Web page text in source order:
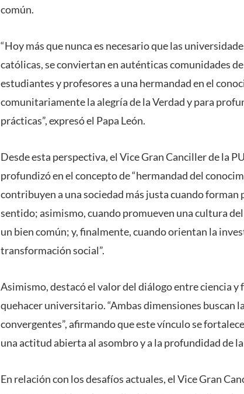
común.
“Hoy más que nunca es necesario que las
católicas, se conviertan en auténticas comunidades
estudiantes y profesores a una hermandad en el
comunitariamente la alegría de la Verdad y para
prácticas”, expresó el Papa León.
Desde esta perspectiva, el Vice Gran Canciller de la
profundizó en el concepto de “hermandad del
contribuyen a una sociedad más justa cuando
sentido; asimismo, cuando promueven una cultura
un bien común; y, finalmente, cuando orientan la
transformación social”.
Asimismo, destacó el valor del diálogo entre ciencia
quehacer universitario. “Ambas dimensiones buscan
convergentes”, afirmando que este vínculo se
una actitud abierta al asombro y a la profundidad de
En relación con los desafíos actuales, el Vice Gran